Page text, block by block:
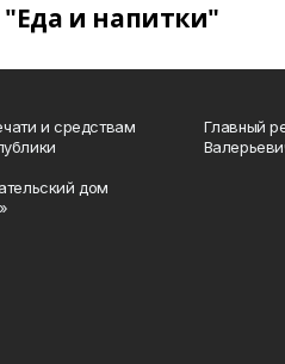
"Еда и напитки"
и средствам
дом
Главный